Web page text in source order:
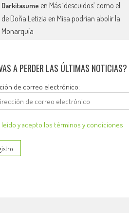
Darkitasume en Más ‘descuidos’ como el
de Doña Letizia en Misa podrían abolir la
Monarquía
A PERDER LAS ÚLTIMAS NOTICIAS?
de correo electrónico:
leído y acepto los términos y condiciones